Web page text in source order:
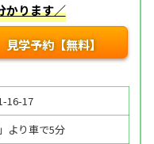
かります／
見学予約【無料】
16-17
より車で5分